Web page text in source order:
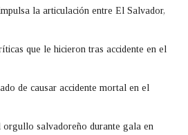
la articulación entre El Salvador,
que le hicieron tras accidente en el
de causar accidente mortal en el
orgullo salvadoreño durante gala en